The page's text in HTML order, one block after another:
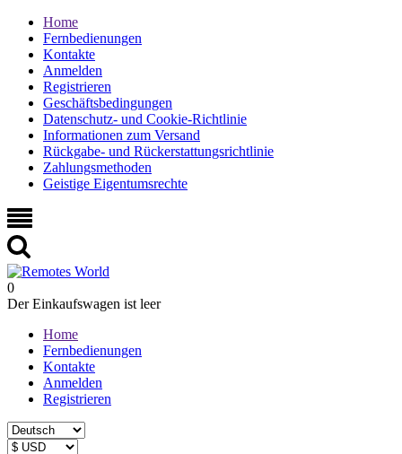
Home
Fernbedienungen
Kontakte
Anmelden
Registrieren
Geschäftsbedingungen
Datenschutz- und Cookie-Richtlinie
Informationen zum Versand
Rückgabe- und Rückerstattungsrichtlinie
Zahlungsmethoden
Geistige Eigentumsrechte
0
Der Einkaufswagen ist leer
Home
Fernbedienungen
Kontakte
Anmelden
Registrieren